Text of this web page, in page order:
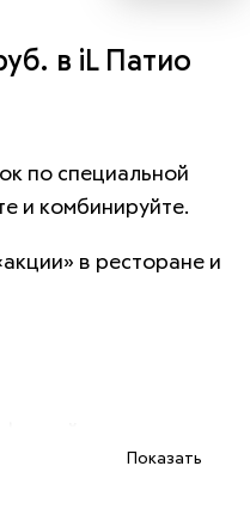
в iL Патио
по специальной
и комбинируйте.
в ресторане и
Показать